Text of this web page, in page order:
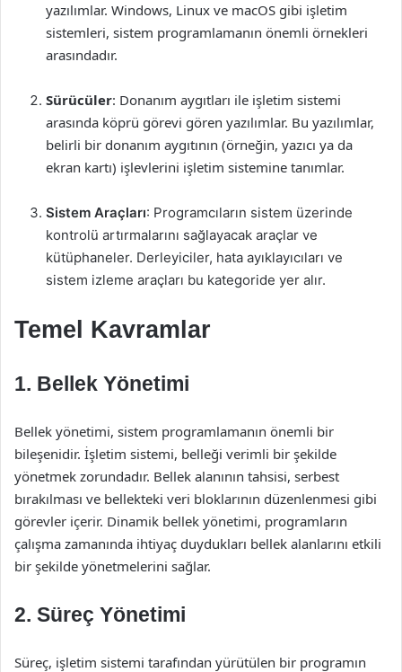
yazılımlar. Windows, Linux ve macOS gibi işletim
sistemleri, sistem programlamanın önemli örnekleri
arasındadır.
Sürücüler: Donanım aygıtları ile işletim sistemi
arasında köprü görevi gören yazılımlar. Bu yazılımlar,
belirli bir donanım aygıtının (örneğin, yazıcı ya da
ekran kartı) işlevlerini işletim sistemine tanımlar.
Sistem Araçları: Programcıların sistem üzerinde
kontrolü artırmalarını sağlayacak araçlar ve
kütüphaneler. Derleyiciler, hata ayıklayıcıları ve
sistem izleme araçları bu kategoride yer alır.
Temel Kavramlar
1. Bellek Yönetimi
Bellek yönetimi, sistem programlamanın önemli bir
bileşenidir. İşletim sistemi, belleği verimli bir şekilde
yönetmek zorundadır. Bellek alanının tahsisi, serbest
bırakılması ve bellekteki veri bloklarının düzenlenmesi gibi
görevler içerir. Dinamik bellek yönetimi, programların
çalışma zamanında ihtiyaç duydukları bellek alanlarını etkili
bir şekilde yönetmelerini sağlar.
2. Süreç Yönetimi
Süreç, işletim sistemi tarafından yürütülen bir programın